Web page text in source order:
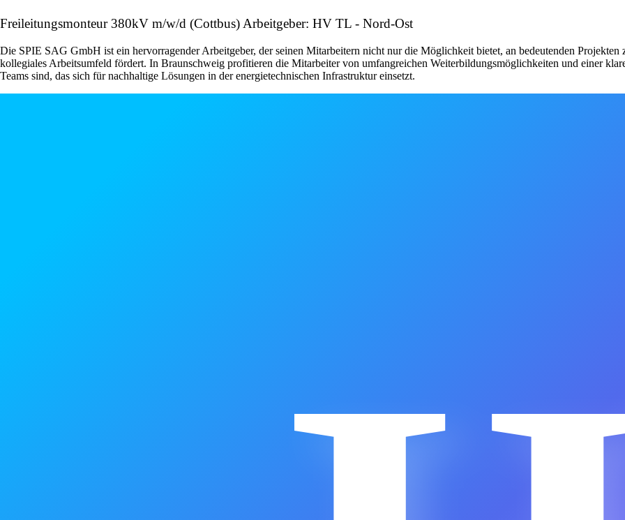
Freileitungsmonteur 380kV m/w/d (Cottbus) Arbeitgeber: HV TL - Nord-Ost
Die SPIE SAG GmbH ist ein hervorragender Arbeitgeber, der seinen Mitarbeitern nicht nur die Möglichkeit bietet, an bedeutenden
kollegiales Arbeitsumfeld fördert. In Braunschweig profitieren die Mitarbeiter von umfangreichen Weiterbildungsmöglichkeiten und einer
Teams sind, das sich für nachhaltige Lösungen in der energietechnischen Infrastruktur einsetzt.